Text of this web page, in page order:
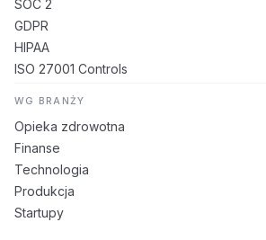
SOC 2
GDPR
HIPAA
ISO 27001 Controls
WG BRANŻY
Opieka zdrowotna
Finanse
Technologia
Produkcja
Startupy